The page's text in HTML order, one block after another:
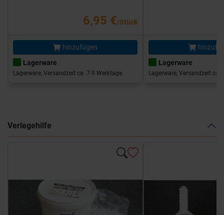
6,95 €/Stück
hinzufügen
Lagerware
Lagerware, Versandzeit ca. 7-9 Werktage
Lagerware
Lagerware, Versandzeit ca.
Verlegehilfe